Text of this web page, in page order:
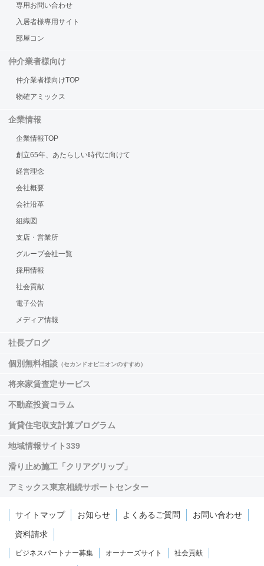
専用お問い合わせ
入居者様専用サイト
部屋コン
仲介業者様向け
仲介業者様向けTOP
物確アミックス
企業情報
企業情報TOP
創立65年、あたらしい時代に向けて
経営理念
会社概要
会社沿革
組織図
支店・営業所
グループ会社一覧
採用情報
社会貢献
電子公告
メディア情報
社長ブログ
個別無料相談 （セカンドオピニオンのすすめ）
将来家賃査定サービス
不動産投資コラム
賃貸住宅収支計算プログラム
地域情報サイト339
滑り止め施工「クリアグリップ」
アミックス東京相続サポートセンター
サイトマップ お知らせ よくあるご質問 お問い合わせ
資料請求
ビジネスパートナー募集 オーナーズサイト 社会貢献